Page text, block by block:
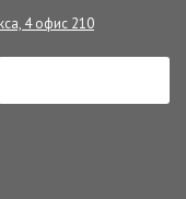
4 офис 210